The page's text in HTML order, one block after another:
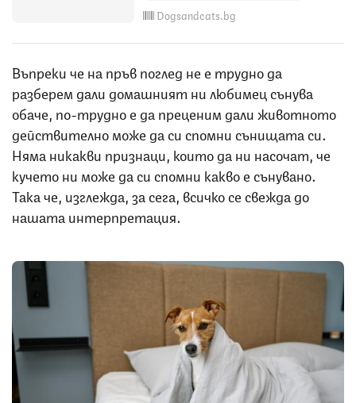
Dogsandcats.bg
Въпреки че на пръв поглед не е трудно да
разберем дали домашният ни любимец сънува
обаче, по-трудно е да преценим дали животното
действително може да си спомни сънищата си.
Няма никакви признаци, които да ни насочат, че
кучето ни може да си спомни какво е сънувано.
Така че, изглежда, за сега, всичко се свежда до
нашата интерпретация.